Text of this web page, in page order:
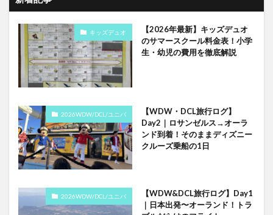
キッズデュオ
【2026年最新】キッズデュオ
のサマースクール料金表！小学
生・幼児の費用を徹底解説
2026WDW/DCL/ユニバ
【WDW・DCL旅行ログ】
Day2｜ロサンゼルス→オーラ
ンド到着！そのままディズニー
クルーズ乗船の1日
2026WDW/DCL/ユニバ
【WDW&DCL旅行ログ】Day1
｜日本出発〜オーランド！トラ